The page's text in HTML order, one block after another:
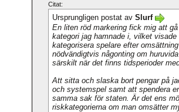
Citat:
Ursprungligen postat av Slurf
En liten röd markering fick mig att
kategori jag hamnade i, vilket
kategorisera spelare efter
nödvändigtvis någonting om
särskilt när det finns tidsperioder
Att sitta och slaska bort pengar på
och systemspel samt att spendera
samma sak för staten. Är det ens
riskkategorierna om man omsätter